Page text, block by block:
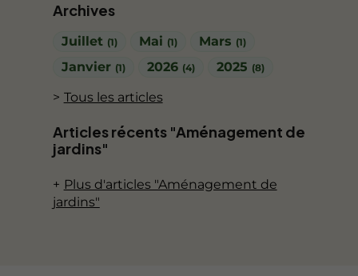
Archives
Juillet (1) Mai (1) Mars (1)
Janvier (1) 2026 (4) 2025 (8)
Tous les articles
Articles récents "Aménagement de
jardins"
Plus d'articles "Aménagement de
jardins"